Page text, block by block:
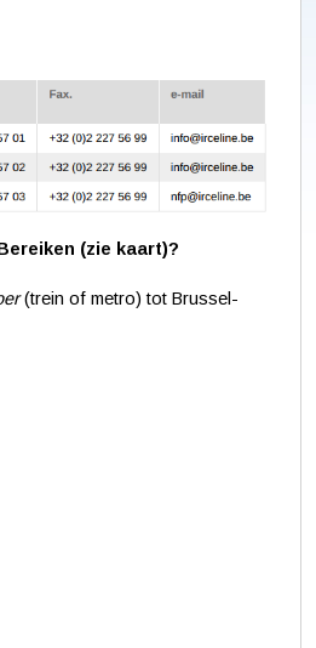
(zie kaart)?
(trein of metro) tot Brussel-